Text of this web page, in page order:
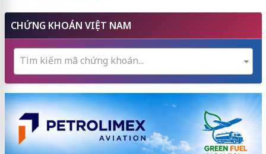
CHỨNG KHOÁN VIỆT NAM
Tìm kiếm mã chứng khoán...